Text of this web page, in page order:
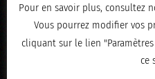
« PRÉCÉDENT
Pour en savoir plus, consultez
Vous pourrez modifier vos
cliquant sur le lien
ce